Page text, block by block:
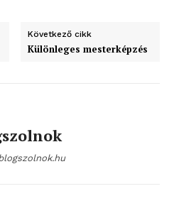
élményportál
Következő cikk
Különleges mesterképzés